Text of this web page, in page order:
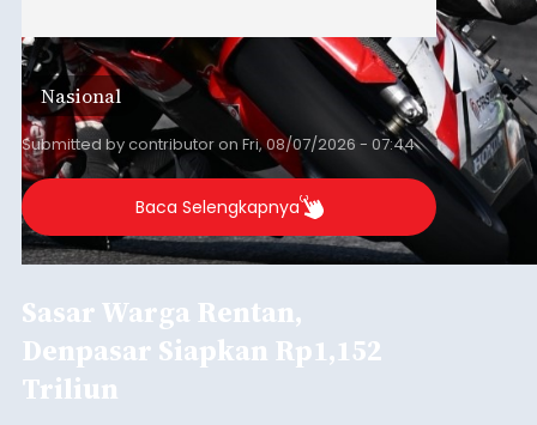
Nasional
Submitted bycontributoron Fri, 08/07/2026 - 07:44
Baca Selengkapnya
Sasar Warga Rentan,
Denpasar Siapkan Rp1,152
Triliun